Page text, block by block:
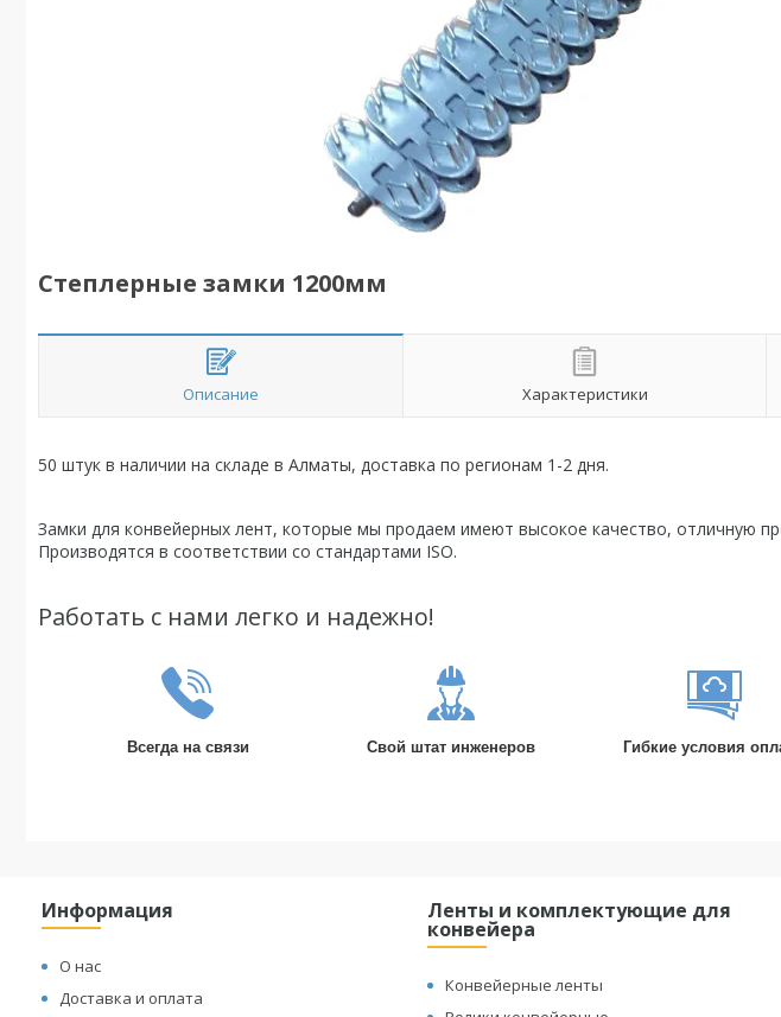
Степлерные замки 1200мм
Описание Характеристики
50 штук в наличии на складе в Алматы, доставка по регионам 1-2 дня.
Замки для конвейерных лент, которые мы продаем имеют высокое качество, отличную
Производятся в соответствии со стандартами ISO.
Работать с нами легко и надежно!
Всегда на связи Свой штат инженеров Гибкие условия
Информация
О нас
Доставка и оплата
Ленты и комплектующие для
конвейера
Конвейерные ленты